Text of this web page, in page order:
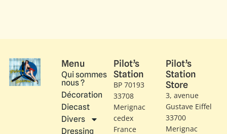
Menu
Qui sommes
nous ?
Décoration
Diecast
Divers
Dressing
Pilot’s
Station
BP 70193
33708
Merignac
cedex
France
Pilot’s
Station
Store
3, avenue
Gustave Eiffel​
33700
Merignac